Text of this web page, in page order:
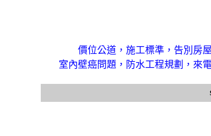
價位公道，施工標準，告別房
室內壁癌問題，防水工程規劃，來